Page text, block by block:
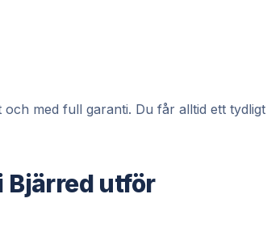
med full garanti. Du får alltid ett
Bjärred utför